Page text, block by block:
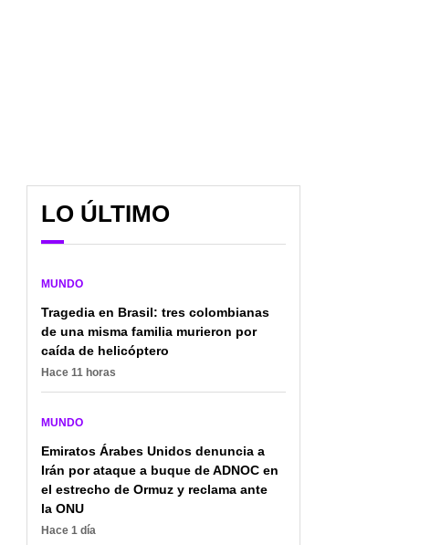
actualizó cifra de
rescates continúan y
activan millonarios
recursos
LO ÚLTIMO
MUNDO
Tragedia en Brasil: tres colombianas
de una misma familia murieron por
caída de helicóptero
Hace 11 horas
MUNDO
Emiratos Árabes Unidos denuncia a
Irán por ataque a buque de ADNOC en
el estrecho de Ormuz y reclama ante
la ONU
Hace 1 día